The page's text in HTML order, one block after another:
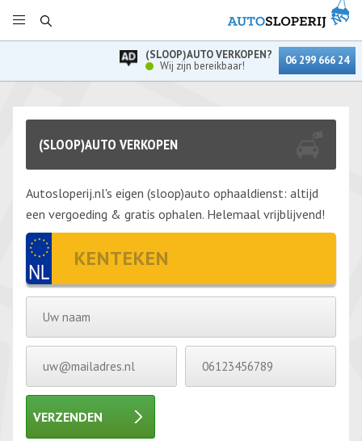
(SLOOP)AUTO VERKOPEN?
Wij zijn bereikbaar!
06 299 666 24
(SLOOP)AUTO VERKOPEN
Autosloperij.nl's eigen (sloop)auto ophaaldienst: altijd
een vergoeding & gratis ophalen. Helemaal vrijblijvend!
VERZENDEN